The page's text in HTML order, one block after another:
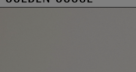
principale
del